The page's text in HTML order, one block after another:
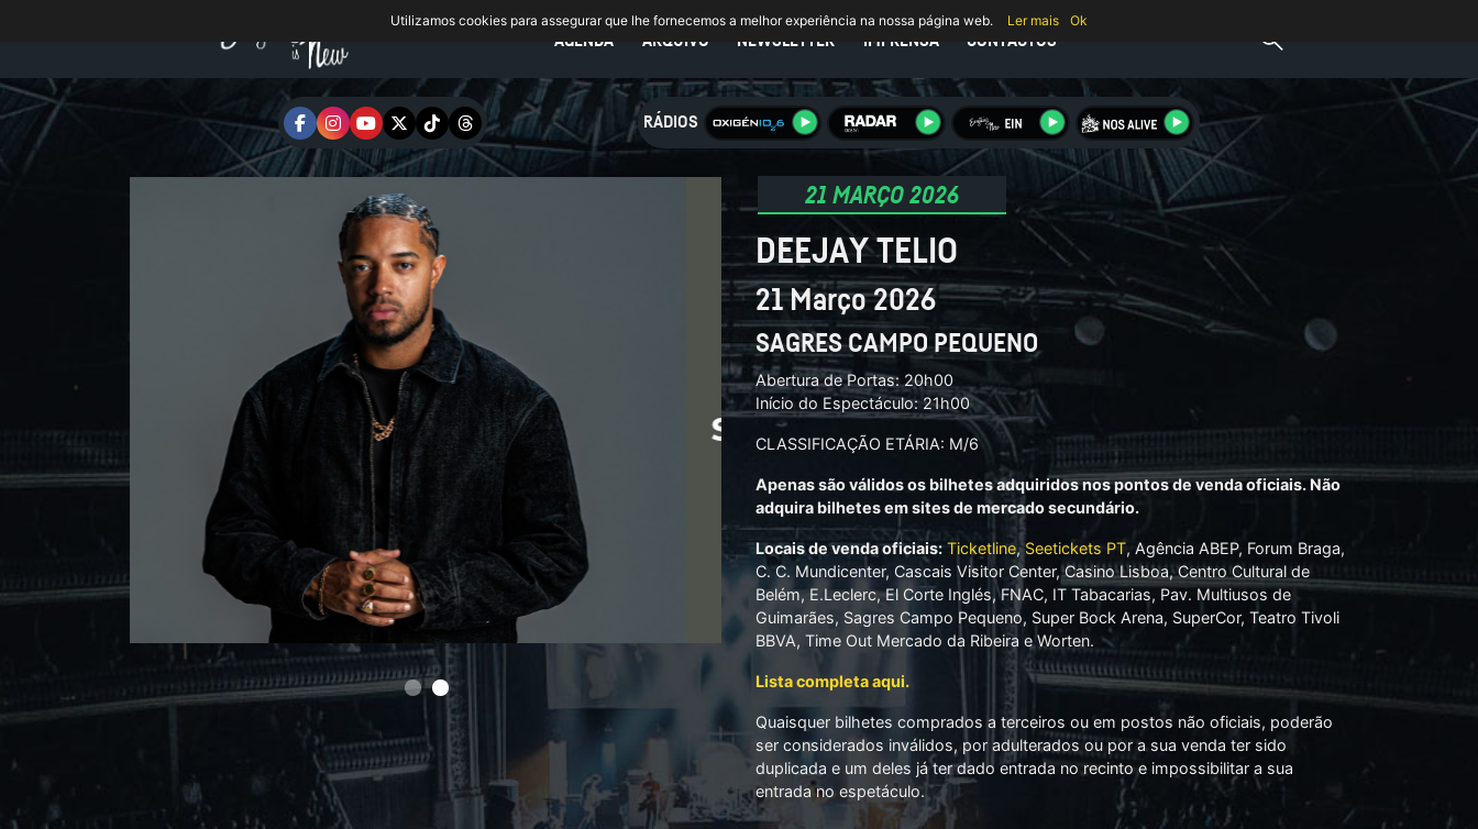
AGENDA ARQUIVO NEWSLETTER IMPRENSA CONTACTOS
RÁDIOS
21 MARÇO 2026
DEEJAY TELIO
21 Março 2026
SAGRES CAMPO PEQUENO
Abertura de Portas: 20h00
Início do Espectáculo: 21h00
CLASSIFICAÇÃO ETÁRIA: M/6
Apenas são válidos os bilhetes adquiridos nos pontos de venda oficiais. Não
adquira bilhetes em sites de mercado secundário.
Locais de venda oficiais: Ticketline,Seetickets PT, Agência ABEP, Forum Braga,
C. C. Mundicenter, Cascais Visitor Center, Casino Lisboa, Centro Cultural de
Belém, E.Leclerc, El Corte Inglés, FNAC, IT Tabacarias, Pav. Multiusos de
Guimarães, Sagres Campo Pequeno, Super Bock Arena, SuperCor, Teatro Tivoli
BBVA, Time Out Mercado da Ribeira e Worten.
Lista completa aqui.
Quaisquer bilhetes comprados a terceiros ou em postos não oficiais, poderão
ser considerados inválidos, por adulterados ou por a sua venda ter sido
duplicada e um deles já ter dado entrada no recinto e impossibilitar a sua
entrada no espetáculo.
Utilizamos cookies para assegurar que lhe fornecemos a melhor experiência na nossa página web. Ler mais Ok